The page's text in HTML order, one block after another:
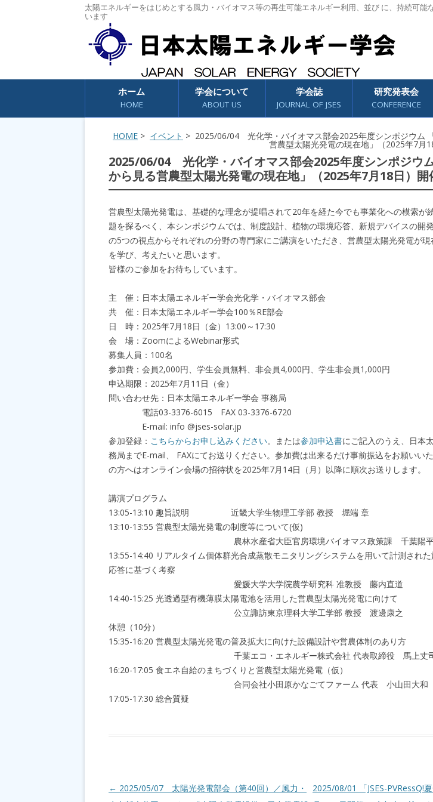
太陽エネルギーをはじめとする風力・バイオマス等の再生可能エネルギー利用、並び に、持続可
います
コンテンツへスキップ
ホーム
HOME
学会について
ABOUT US
学会誌
JOURNAL OF JSES
研究発表会
CONFERENCE
HOME > イベント > 2025/06/04 光化学・バイオマス部会2025年度シンポジウム
営農型太陽光発電の現在地」（2025年7月
2025/06/04 光化学・バイオマス部会2025年度シンポジウ
から見る営農型太陽光発電の現在地」（2025年7月18日）
営農型太陽光発電は、基礎的な理念が提唱されて20年を経た今でも事業化への模索が
題を探るべく、本シンポジウムでは、制度設計、植物の環境応答、新規デバイスの開
の5つの視点からそれぞれの分野の専門家にご講演をいただき、営農型太陽光発電が
を学び、考えたいと思います。
皆様のご参加をお待ちしています。
主 催：日本太陽エネルギー学会光化学・バイオマス部会
共 催：日本太陽エネルギー学会100％RE部会
日 時：2025年7月18日（金）13:00～17:30
会 場：ZoomによるWebinar形式
募集人員：100名
参加費：会員2,000円、学生会員無料、非会員4,000円、学生非会員1,000円
申込期限：2025年7月11日（金）
問い合わせ先：日本太陽エネルギー学会 事務局
電話03-3376-6015 FAX 03-3376-6720
E-mail: info @jses-solar.jp
参加登録： こちらからお申し込みください。または参加申込書にご記入のうえ、日本
務局までE-mail、 FAXにてお送りください。参加費は出来るだけ事前振込をお願いい
の方へはオンライン会場の招待状を2025年7月14日（月）以降に順次お送りします。
講演プログラム
13:05-13:10 趣旨説明 近畿大学生物理工学部 教授 堀端 章
13:10-13:55 営農型太陽光発電の制度等について(仮)
農林水産省大臣官房環境バイオマス政策課 千葉陽
13:55-14:40 リアルタイム個体群光合成蒸散モニタリングシステムを用いて計測され
応答に基づく考察
愛媛大学大学院農学研究科 准教授 藤内直道
14:40-15:25 光透過型有機薄膜太陽電池を活用した営農型太陽光発電に向けて
公立諏訪東京理科大学工学部 教授 渡邊康之
休憩（10分）
15:35-16:20 営農型太陽光発電の普及拡大に向けた設備設計や営農体制のあり方
千葉エコ・エネルギー株式会社 代表取締役 馬上丈
16:20-17:05 食エネ自給のまちづくりと営農型太陽光発電（仮）
合同会社小田原かなごてファーム 代表 小山田大和
17:05-17:30 総合質疑
投稿ナビゲーション
← 2025/05/07 太陽光発電部会（第40回）／風力・
2025/08/01 「JSES-PVRessQ!